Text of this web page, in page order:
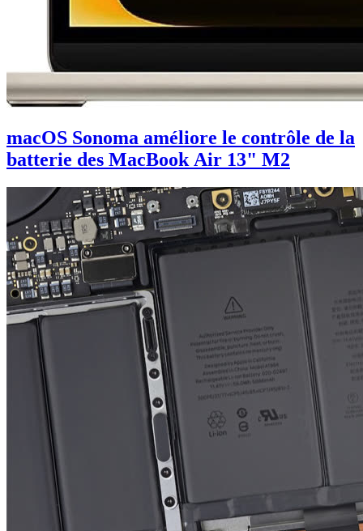
macOS Sonoma améliore le contrôle de la
batterie des MacBook Air 13" M2